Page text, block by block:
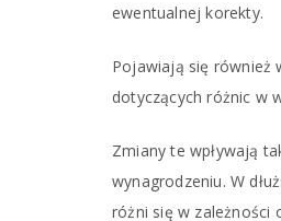
ewentualnej korekty.
Pojawiają się również
dotyczących różnic w
Zmiany te wpływają
wynagrodzeniu. W
różni się w zależności